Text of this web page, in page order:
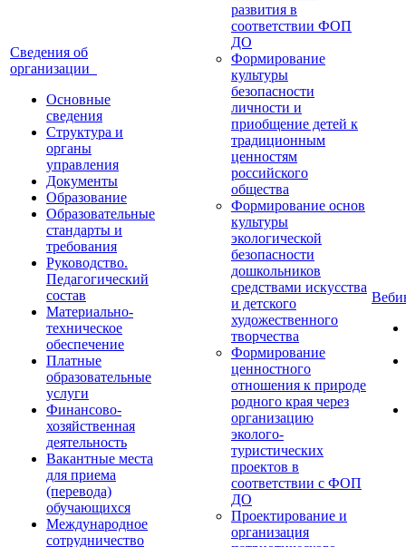
Сведения об
организации
Основные
сведения
Структура и
органы
управления
Документы
Образование
Образовательные
стандарты и
требования
Руководство.
Педагогический
состав
Материально-
техническое
обеспечение
Платные
образовательные
услуги
Финансово-
хозяйственная
деятельность
Вакантные места
для приема
(перевода)
обучающихся
Международное
сотрудничество
развития в
соответствии ФОП
ДО
Формирование
культуры
безопасности
личности и
приобщение детей к
традиционным
ценностям
российского
общества
Формирование основ
культуры
экологической
безопасности
дошкольников
средствами искусства
и детского
художественного
творчества
Формирование
ценностного
отношения к природе
родного края через
организацию
эколого-
туристических
проектов в
соответствии с ФОП
ДО
Проектирование и
организация